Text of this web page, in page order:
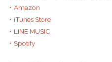
・Amazon
・iTunes Store
・LINE MUSIC
・Spotify